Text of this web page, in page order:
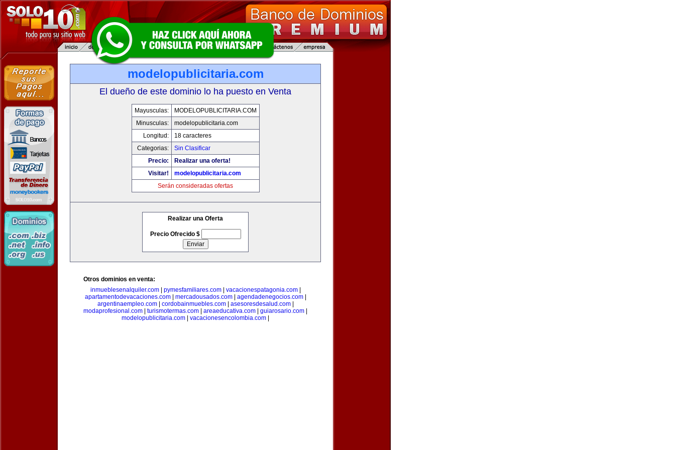
modelopublicitaria.com
El dueño de este dominio lo ha puesto en Venta
Mayusculas:
MODELOPUBLICITARIA.COM
Minusculas:
modelopublicitaria.com
Longitud:
18 caracteres
Categorias:
Sin Clasificar
Precio:
Realizar una oferta!
Visitar!
modelopublicitaria.com
Serán consideradas ofertas
Realizar una Oferta
Precio Ofrecido $
Otros dominios en venta:
inmueblesenalquiler.com| pymesfamiliares.com| vacacionespatagonia.com|
apartamentodevacaciones.com| mercadousados.com| agendadenegocios.com|
argentinaempleo.com| cordobainmuebles.com| asesoresdesalud.com|
modaprofesional.com
turismotermas.com areaeducativa.com guiarosario.com
modelopublicitaria.com
vacacionesencolombia.com